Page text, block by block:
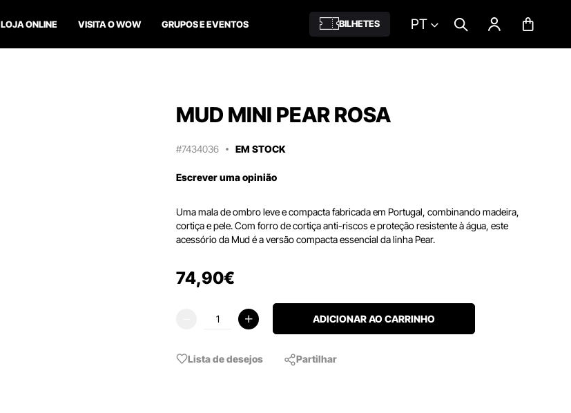
LOJA ONLINE VISITA O WOW GRUPOS E EVENTOS BILHETES PT
MUD MINI PEAR ROSA
#7434036 EM STOCK
Escrever uma opinião
Uma mala de ombro leve e compacta fabricada em Portugal, combinando madeira,
cortiça e pele. Com forro de cortiça anti-riscos e proteção resistente à água, este
acessório da Mud é a versão compacta essencial da linha Pear.
74,90€
ADICIONAR AO CARRINHO
Lista de desejos Partilhar